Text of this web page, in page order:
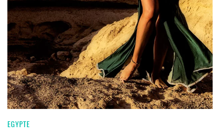
EGYPTE